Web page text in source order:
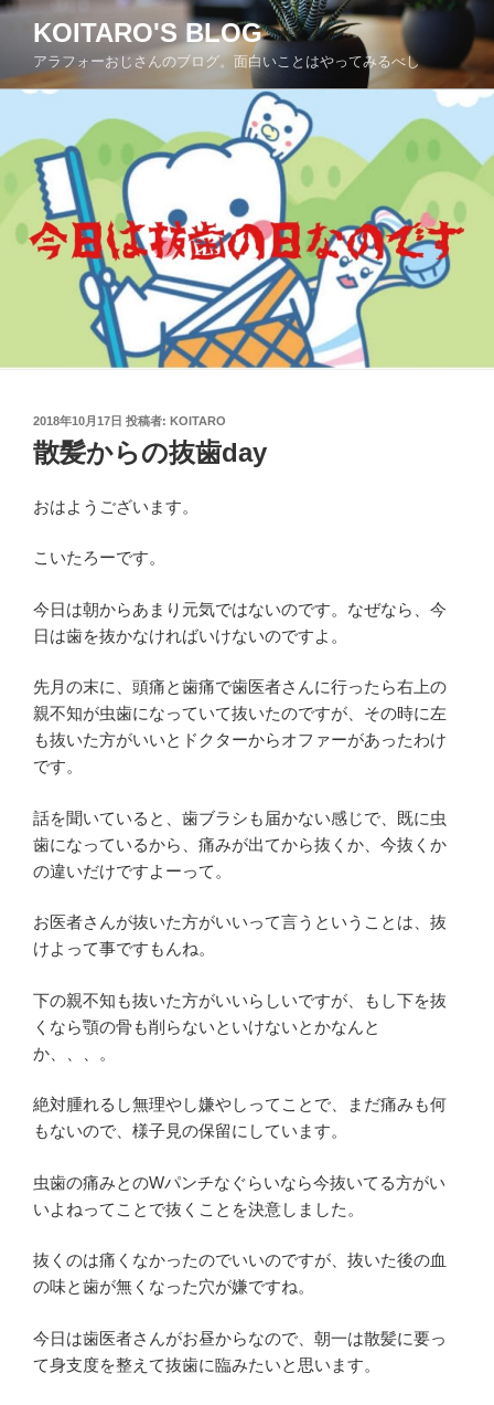
コ
ン
へ
キ
KOITARO'S BLOG
アラフォーおじさんのブログ。面白いことはやってみるべし
投
稿
日:
2018年10月17日 投稿者: KOITARO
散髪からの抜歯day
おはようございます。
こいたろーです。
今日は朝からあまり元気ではないのです。なぜなら、今
日は歯を抜かなければいけないのですよ。
先月の末に、頭痛と歯痛で歯医者さんに行ったら右上の
親不知が虫歯になっていて抜いたのですが、その時に左
も抜いた方がいいとドクターからオファーがあったわけ
です。
話を聞いていると、歯ブラシも届かない感じで、既に虫
歯になっているから、痛みが出てから抜くか、今抜くか
の違いだけですよーって。
お医者さんが抜いた方がいいって言うということは、抜
けよって事ですもんね。
下の親不知も抜いた方がいいらしいですが、もし下を抜
くなら顎の骨も削らないといけないとかなんと
か、、、。
絶対腫れるし無理やし嫌やしってことで、まだ痛みも何
もないので、様子見の保留にしています。
虫歯の痛みとのWパンチなぐらいなら今抜いてる方がい
いよねってことで抜くことを決意しました。
抜くのは痛くなかったのでいいのですが、抜いた後の血
の味と歯が無くなった穴が嫌ですね。
今日は歯医者さんがお昼からなので、朝一は散髪に要っ
て身支度を整えて抜歯に臨みたいと思います。